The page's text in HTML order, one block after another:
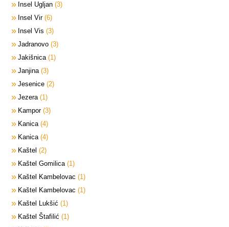
Insel Ugljan 3
Insel Vir 6
Insel Vis 3
Jadranovo 3
Jakišnica 1
Janjina 3
Jesenice 2
Jezera 1
Kampor 3
Kanica 4
Kanica 4
Kaštel
2
Kaštel Gomilica 1
Kaštel Kambelovac
1
Kaštel Kambelovac
1
Kaštel Lukšić
1
Kaštel Štafilić
1